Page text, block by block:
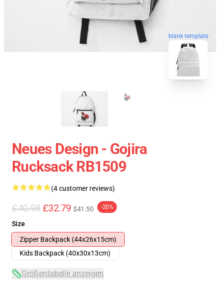
blank template
Neues Design - Gojira
Rucksack RB1509
(4 customer reviews)
£40.98 £32.79 $41.50 -20%
Size
Zipper Backpack (44x26x15cm)
Kids Backpack (40x30x13cm)
Größentabelle anzeigen